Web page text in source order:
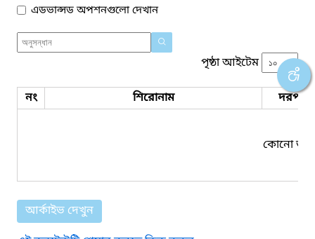
এডভান্সড অপশনগুলো দেখান
পৃষ্ঠা আইটেম
নং শিরোনাম দরপত্র
কোনো তথ্য
আর্কাইভ দেখুন